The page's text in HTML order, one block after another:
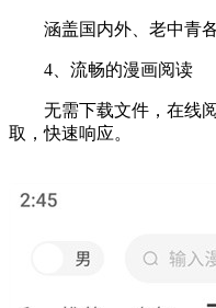
涵盖国内外、老中青各
4、流畅的漫画阅读
无需下载文件，在线阅
取，快速响应。